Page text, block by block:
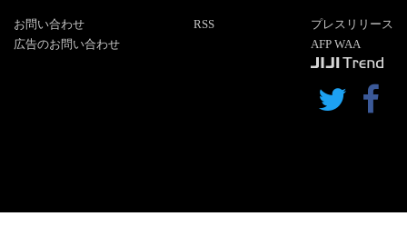
お問い合わせ
広告のお問い合わせ
RSS
プレスリリース
AFP WAA